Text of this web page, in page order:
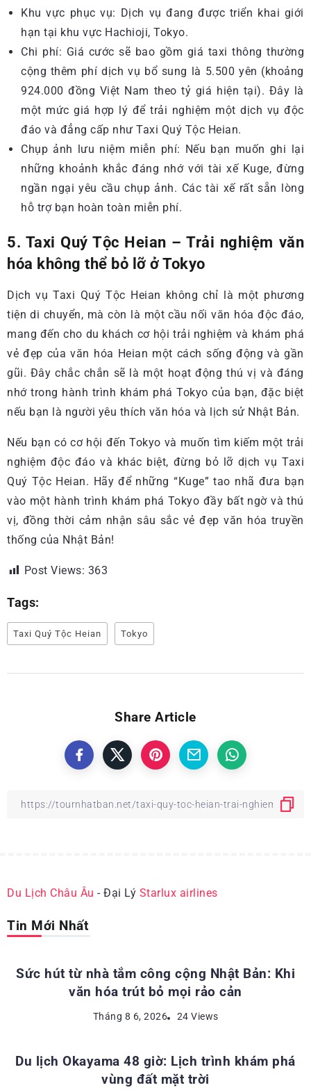
Khu vực phục vụ: Dịch vụ đang được triển khai giới
hạn tại khu vực Hachioji, Tokyo.
Chi phí: Giá cước sẽ bao gồm giá taxi thông thường
cộng thêm phí dịch vụ bổ sung là 5.500 yên (khoảng
924.000 đồng Việt Nam theo tỷ giá hiện tại). Đây là
một mức giá hợp lý để trải nghiệm một dịch vụ độc
đáo và đẳng cấp như Taxi Quý Tộc Heian.
Chụp ảnh lưu niệm miễn phí: Nếu bạn muốn ghi lại
những khoảnh khắc đáng nhớ với tài xế Kuge, đừng
ngần ngại yêu cầu chụp ảnh. Các tài xế rất sẵn lòng
hỗ trợ bạn hoàn toàn miễn phí.
5. Taxi Quý Tộc Heian – Trải nghiệm văn
hóa không thể bỏ lỡ ở Tokyo
Dịch vụ Taxi Quý Tộc Heian không chỉ là một phương
tiện di chuyển, mà còn là một cầu nối văn hóa độc đáo,
mang đến cho du khách cơ hội trải nghiệm và khám phá
vẻ đẹp của văn hóa Heian một cách sống động và gần
gũi. Đây chắc chắn sẽ là một hoạt động thú vị và đáng
nhớ trong hành trình khám phá Tokyo của bạn, đặc biệt
nếu bạn là người yêu thích văn hóa và lịch sử Nhật Bản.
Nếu bạn có cơ hội đến Tokyo và muốn tìm kiếm một trải
nghiệm độc đáo và khác biệt, đừng bỏ lỡ dịch vụ Taxi
Quý Tộc Heian. Hãy để những “Kuge” tao nhã đưa bạn
vào một hành trình khám phá Tokyo đầy bất ngờ và thú
vị, đồng thời cảm nhận sâu sắc vẻ đẹp văn hóa truyền
thống của Nhật Bản!
Post Views: 363
Tags:
Taxi Quý Tộc Heian Tokyo
Share Article
Du Lịch Châu Âu - Đại Lý Starlux airlines
Tin Mới Nhất
Sức hút từ nhà tắm công cộng Nhật Bản: Khi
văn hóa trút bỏ mọi rảo cản
Tháng 8 6, 2026 24 Views
ĐỊA ĐIỂM DU LỊCH NHẬT BẢN
Du lịch Okayama 48 giờ: Lịch trình khám phá
vùng đất mặt trời